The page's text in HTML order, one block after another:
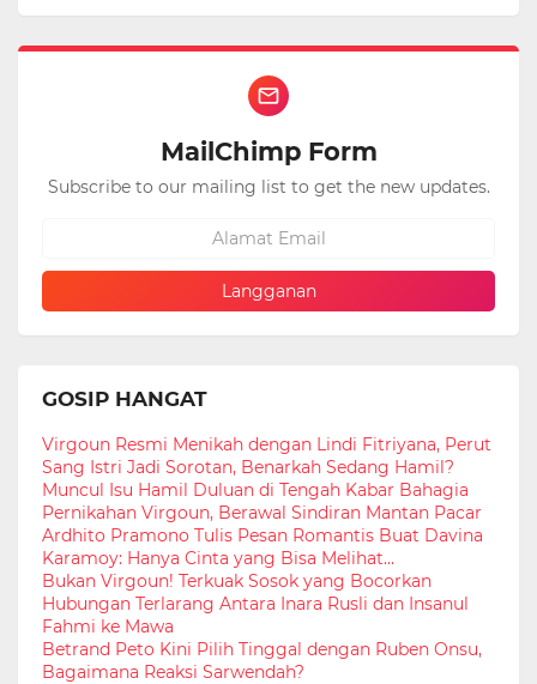
MailChimp Form
Subscribe to our mailing list to get the new updates.
GOSIP HANGAT
Virgoun Resmi Menikah dengan Lindi Fitriyana, Perut
Sang Istri Jadi Sorotan, Benarkah Sedang Hamil?
Muncul Isu Hamil Duluan di Tengah Kabar Bahagia
Pernikahan Virgoun, Berawal Sindiran Mantan Pacar
Ardhito Pramono Tulis Pesan Romantis Buat Davina
Karamoy: Hanya Cinta yang Bisa Melihat...
Bukan Virgoun! Terkuak Sosok yang Bocorkan
Hubungan Terlarang Antara Inara Rusli dan Insanul
Fahmi ke Mawa
Betrand Peto Kini Pilih Tinggal dengan Ruben Onsu,
Bagaimana Reaksi Sarwendah?